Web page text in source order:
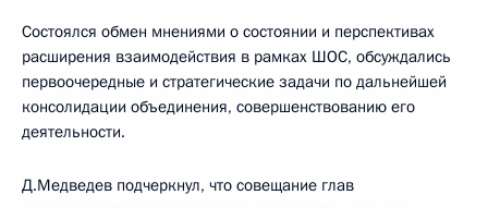
Состоялся обмен мнениями о состоянии и перспективах
расширения взаимодействия в рамках ШОС, обсуждались
первоочередные и стратегические задачи по дальнейшей
консолидации объединения, совершенствованию его
деятельности.
Д.Медведев подчеркнул, что совещание глав